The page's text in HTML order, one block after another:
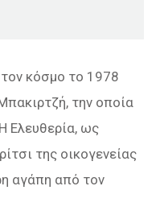
κόσμο το 1978
την οποία
Ελευθερία, ως
της οικογενείας
αγάπη από τον